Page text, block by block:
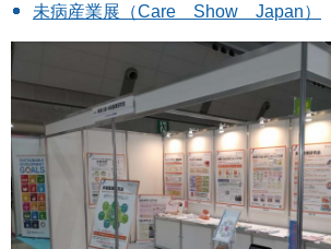
未病産業展（Care Show Japan）